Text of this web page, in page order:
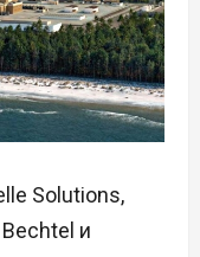
Solutions,
и